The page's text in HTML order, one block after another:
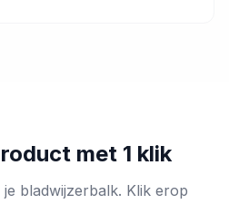
met 1 klik
bladwijzerbalk. Klik erop